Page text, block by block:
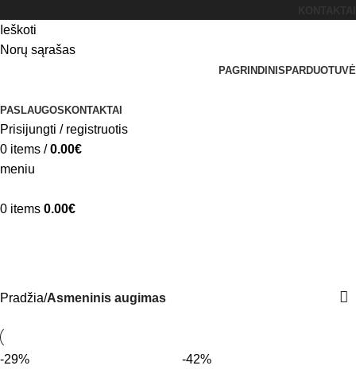
Ieškoti
Norų sąrašas
PAGRINDINIS PARDUOTUVĖ
PASLAUGOS KONTAKTAI
Prisijungti / registruotis
0 items / 0.00€
meniu
0 items 0.00€
Pradžia Asmeninis augimas
-29% -42%